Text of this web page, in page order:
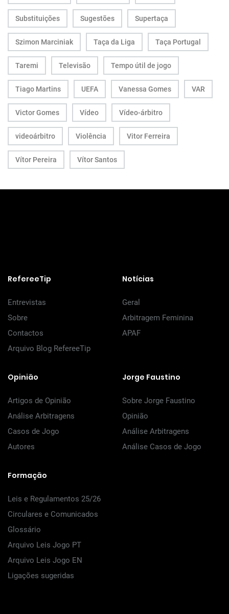
Substituições Sugestões Supertaça
Szimon Marciniak Taça da Liga Taça Portugal
Taremi Televisão Tempo útil de jogo
Tiago Martins UEFA Vanessa Gomes VAR
Victor Gomes Vídeo Vídeo-árbitro
videoárbitro Violência Vitor Ferreira
Vítor Pereira Vítor Santos
RefereeTip
Entrevistas
Sobre
Contactos
Arquivo Blog RefereeTip
Notícias
Geral
Arbitragem Feminina
APAF
Opinião
Artigos de Opinião
Análise Arbitragens
Casos de Jogo
Autores
Jorge Faustino
Sobre Jorge Faustino
Opinião
Análise Arbitragens
Análise Casos de Jogo
Formação
Leis e Regulamentos 25/26
Circulares e Comunicados
Glossário
Arquivo Leis Jogo PT
Arquivo Leis Jogo EN
Ligações sugeridas